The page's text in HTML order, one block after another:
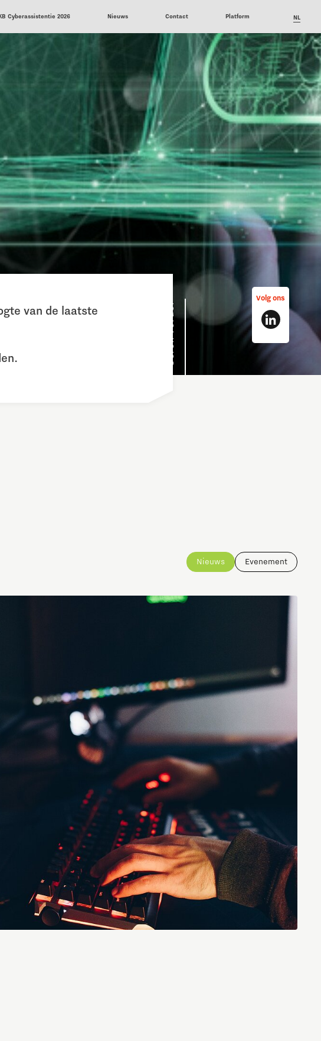
Cyberassistentie 2026 Nieuws Contact Platform NL
Scroll verder
Volg ons
van de laatste
Nieuws Evenement